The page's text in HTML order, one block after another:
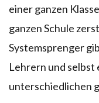
einer ganzen
ganzen Schule
Systemsprenger
Lehrern und
unterschiedlichen